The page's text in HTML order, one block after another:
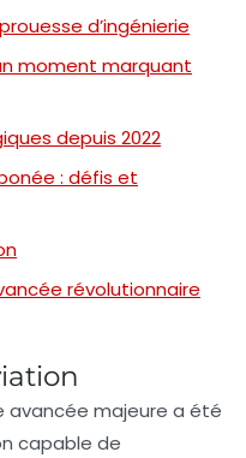
d’ingénierie
moment marquant
depuis 2022
: défis et
révolutionnaire
avancée majeure a été
capable de